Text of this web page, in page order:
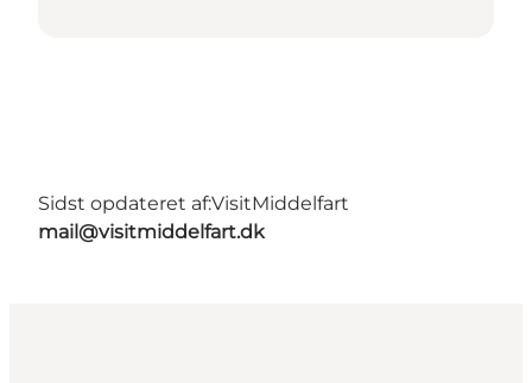
Sidst opdateret af:VisitMiddelfart
mail@visitmiddelfart.dk